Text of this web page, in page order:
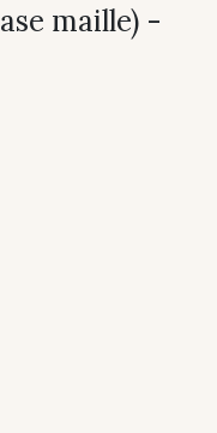
maille) -